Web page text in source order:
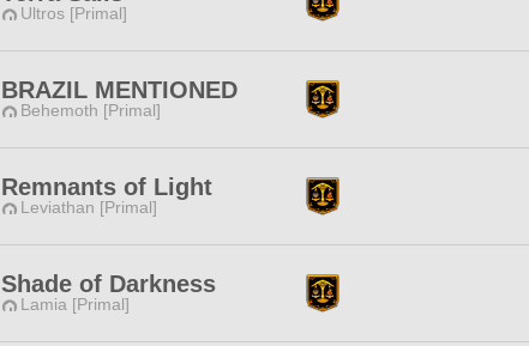
Ultros [Primal]
BRAZIL MENTIONED
Behemoth [Primal]
Remnants of Light
Leviathan [Primal]
Shade of Darkness
Lamia [Primal]